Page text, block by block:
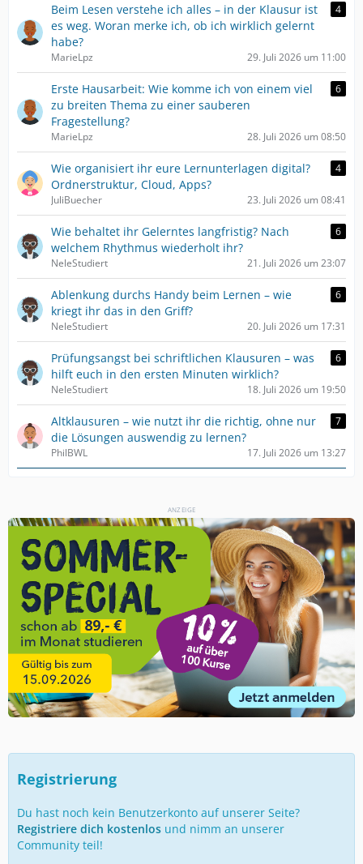
Beim Lesen verstehe ich alles – in der Klausur ist
es weg. Woran merke ich, ob ich wirklich gelernt
habe?
4
MarieLpz 29. Juli 2026 um 11:00
Erste Hausarbeit: Wie komme ich von einem viel
zu breiten Thema zu einer sauberen
Fragestellung?
6
MarieLpz 28. Juli 2026 um 08:50
Wie organisiert ihr eure Lernunterlagen digital?
Ordnerstruktur, Cloud, Apps?
4
JuliBuecher 23. Juli 2026 um 08:41
Wie behaltet ihr Gelerntes langfristig? Nach
welchem Rhythmus wiederholt ihr?
6
NeleStudiert 21. Juli 2026 um 23:07
Ablenkung durchs Handy beim Lernen – wie
kriegt ihr das in den Griff?
6
NeleStudiert 20. Juli 2026 um 17:31
Prüfungsangst bei schriftlichen Klausuren – was
hilft euch in den ersten Minuten wirklich?
6
NeleStudiert 18. Juli 2026 um 19:50
Altklausuren – wie nutzt ihr die richtig, ohne nur
die Lösungen auswendig zu lernen?
7
PhilBWL 17. Juli 2026 um 13:27
ANZEIGE
Registrierung
Du hast noch kein Benutzerkonto auf unserer Seite?
Registriere dich kostenlos und nimm an unserer
Community teil!